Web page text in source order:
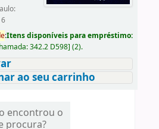
:Itens disponíveis para empréstimo:
342.2 D598] (2).
ao seu carrinho
encontrou o
procura?